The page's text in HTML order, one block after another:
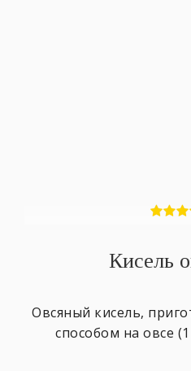
Кисель
Овсяный кисель,
способом на овсе